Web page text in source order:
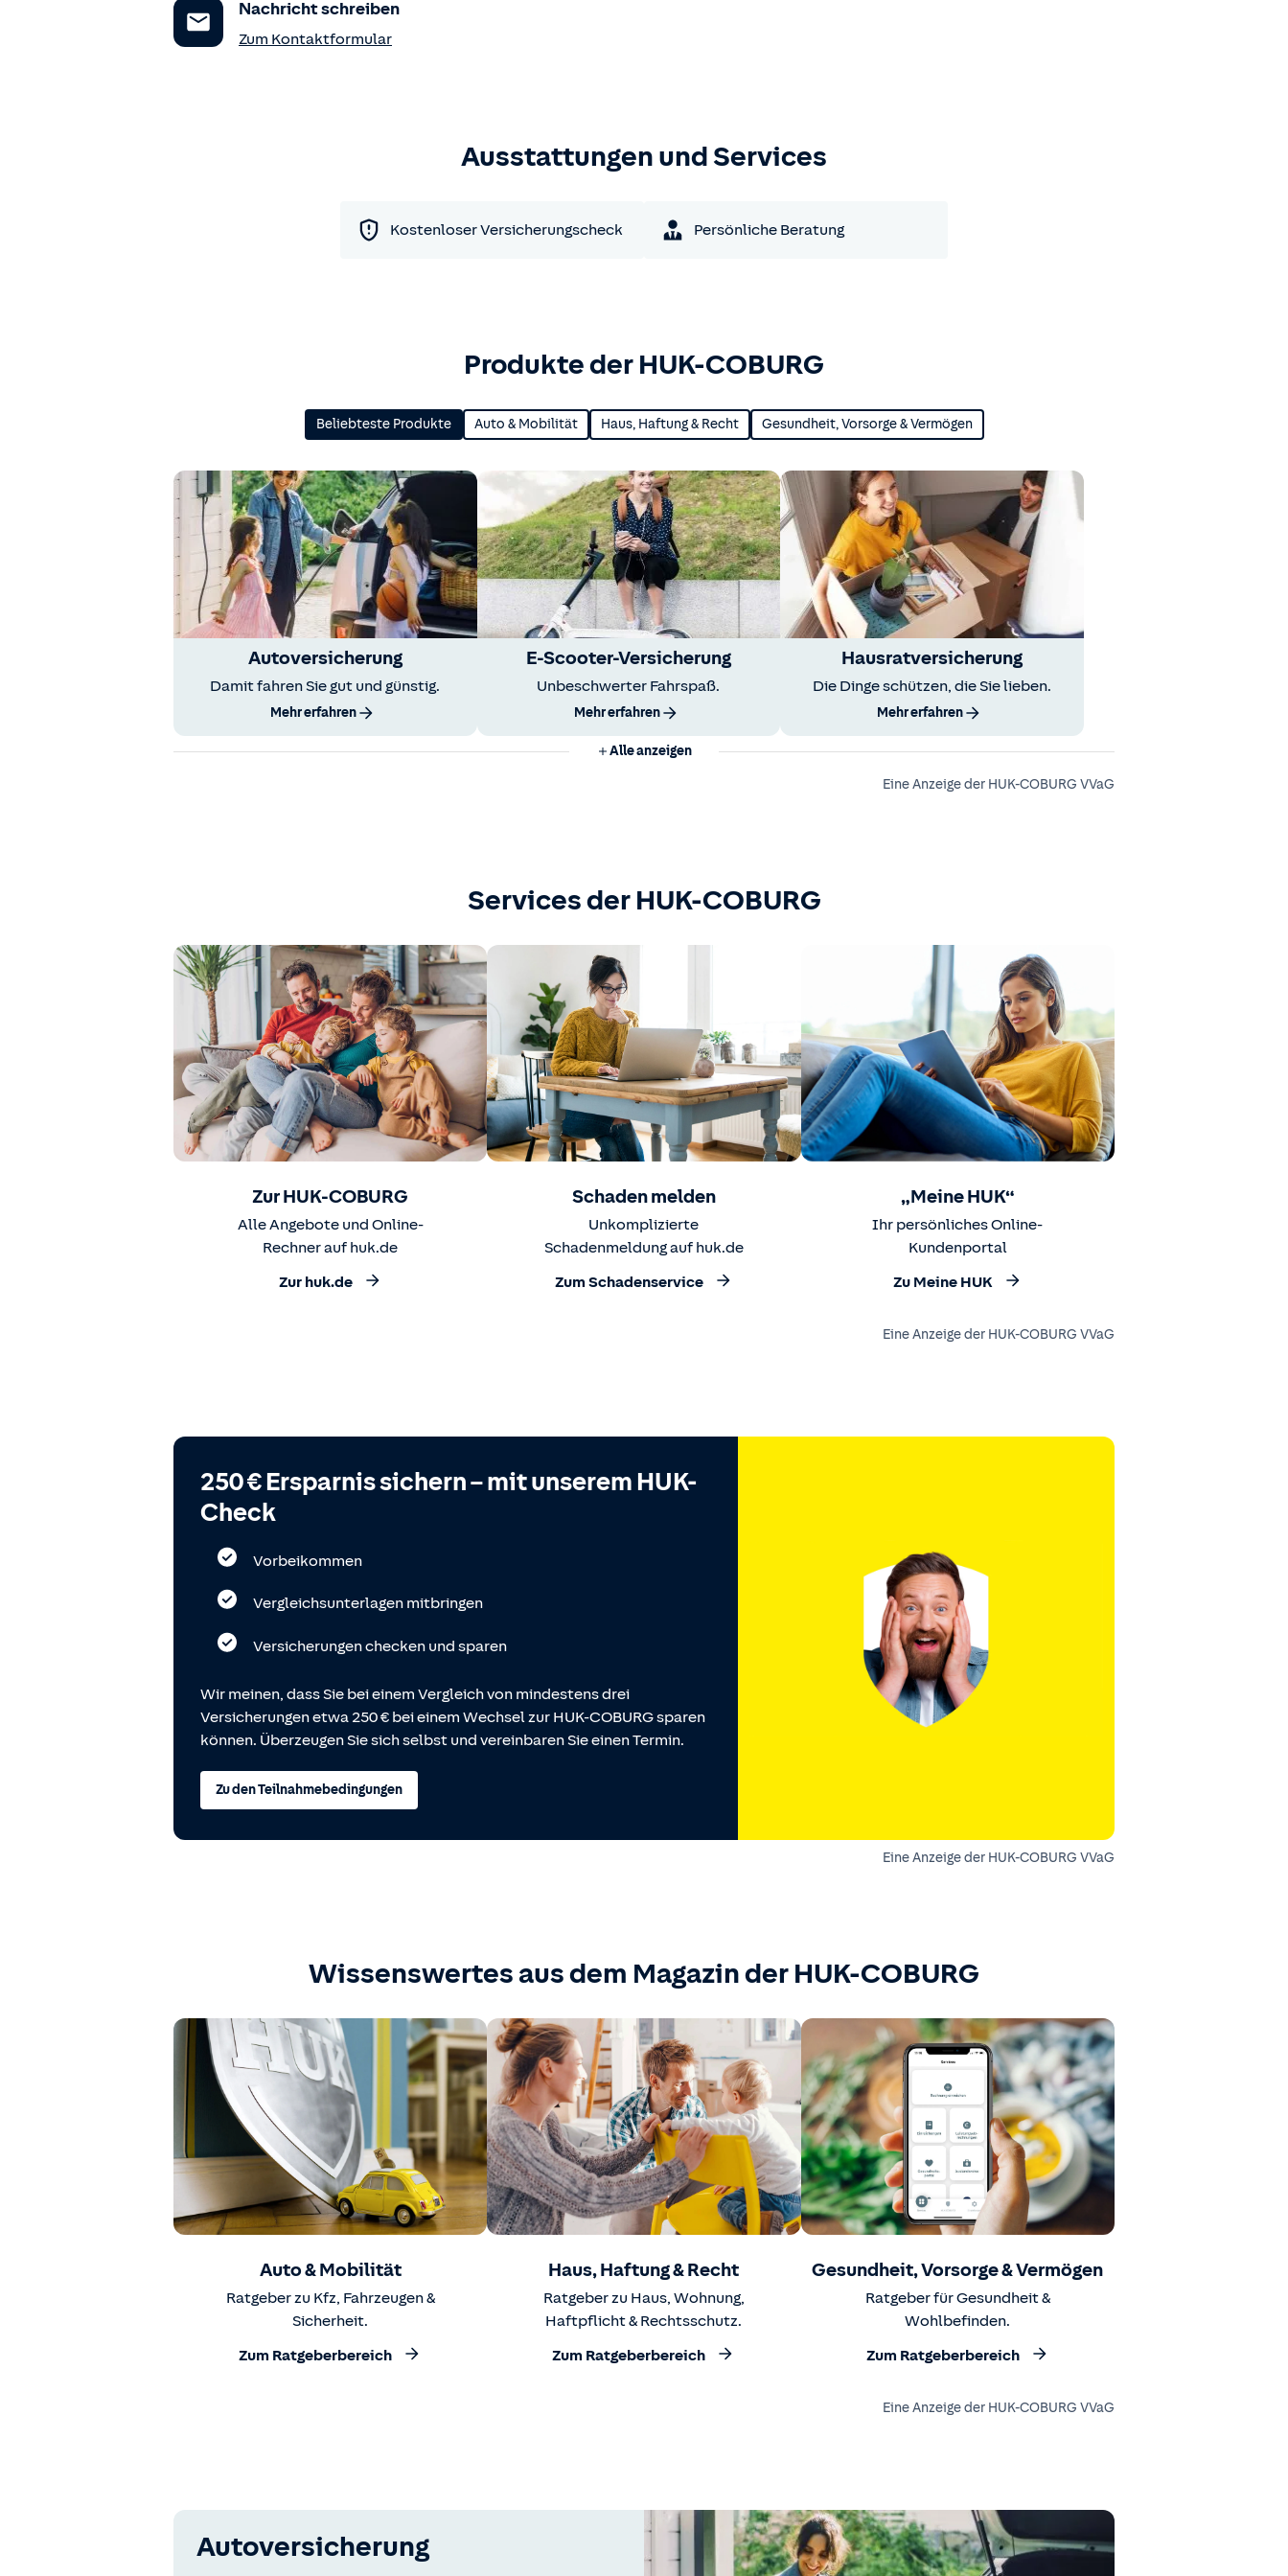
Nachricht schreiben
Zum Kontaktformular
Ausstattungen und Services
Kostenloser Versicherungscheck Persönliche Beratung
Produkte der HUK-COBURG
Beliebteste Produkte Auto & Mobilität Haus, Haftung & Recht Gesundheit, Vorsorge & Vermögen
Autoversicherung
Damit fahren Sie gut und günstig.
Mehr erfahren
E-Scooter-Versicherung
Unbeschwerter Fahrspaß.
Mehr erfahren
Hausratversicherung
Die Dinge schützen, die Sie lieben.
Mehr erfahren
Alle anzeigen
Eine Anzeige der HUK-COBURG VVaG
Services der HUK-COBURG
Zur HUK-COBURG
Alle Angebote und Online-
Rechner auf huk.de
Zur huk.de
Schaden melden
Unkomplizierte
Schadenmeldung auf huk.de
Zum Schadenservice
„Meine HUK“
Ihr persönliches Online-
Kundenportal
Zu Meine HUK
Eine Anzeige der HUK-COBURG VVaG
250 € Ersparnis sichern – mit unserem HUK-
Check
Vorbeikommen
Vergleichsunterlagen mitbringen
Versicherungen checken und sparen
Wir meinen, dass Sie bei einem Vergleich von mindestens drei
Versicherungen etwa 250 € bei einem Wechsel zur HUK-COBURG sparen
können. Überzeugen Sie sich selbst und vereinbaren Sie einen Termin.
Zu den Teilnahmebedingungen
Eine Anzeige der HUK-COBURG VVaG
Wissenswertes aus dem Magazin der HUK-COBURG
Auto & Mobilität
Ratgeber zu Kfz, Fahrzeugen &
Sicherheit.
Zum Ratgeberbereich
Haus, Haftung & Recht
Ratgeber zu Haus, Wohnung,
Haftpflicht & Rechtsschutz.
Zum Ratgeberbereich
Gesundheit, Vorsorge & Vermögen
Ratgeber für Gesundheit &
Wohlbefinden.
Zum Ratgeberbereich
Eine Anzeige der HUK-COBURG VVaG
Autoversicherung